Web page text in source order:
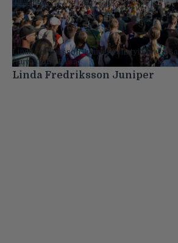
Linda Fredriksson Juniper esiintyi Flow’n
(Kuva: Tomi Palsa)
Linda Fredriksson Juniper